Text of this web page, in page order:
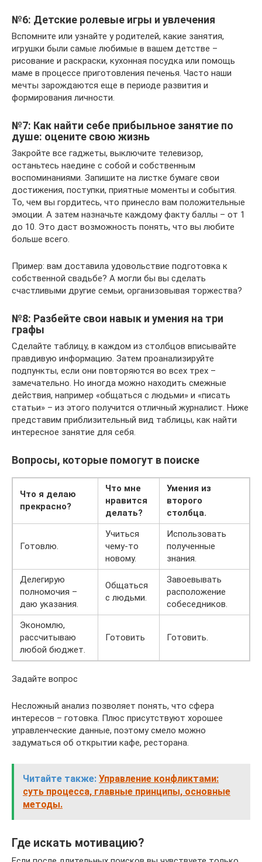
№6: Детские ролевые игры и увлечения
Вспомните или узнайте у родителей, какие занятия,
игрушки были самые любимые в вашем детстве –
рисование и раскраски, кухонная посудка или помощь
маме в процессе приготовления печенья. Часто наши
мечты зарождаются еще в периоде развития и
формирования личности.
№7: Как найти себе прибыльное занятие по
душе: оцените свою жизнь
Закройте все гаджеты, выключите телевизор,
останьтесь наедине с собой и собственным
воспоминаниями. Запишите на листке бумаге свои
достижения, поступки, приятные моменты и события.
То, чем вы гордитесь, что принесло вам положительные
эмоции. А затем назначьте каждому факту баллы – от 1
до 10. Это даст возможность понять, что вы любите
больше всего.
Пример: вам доставила удовольствие подготовка к
собственной свадьбе? А могли бы вы сделать
счастливыми другие семьи, организовывая торжества?
№8: Разбейте свои навык и умения на три
графы
Сделайте таблицу, в каждом из столбцов вписывайте
правдивую информацию. Затем проанализируйте
подпункты, если они повторяются во всех трех –
замечательно. Но иногда можно находить смежные
действия, например «общаться с людьми» и «писать
статьи» – из этого получится отличный журналист. Ниже
представим приблизительный вид таблицы, как найти
интересное занятие для себя.
Вопросы, которые помогут в поиске
Что я делаю
прекрасно?
Что мне
нравится
делать?
Умения из
второго
столбца.
Готовлю.
Учиться
чему-то
новому.
Использовать
полученные
знания.
Делегирую
полномочия –
даю указания.
Общаться
с людьми.
Завоевывать
расположение
собеседников.
Экономлю,
рассчитываю
любой бюджет.
Готовить Готовить.
Задайте вопрос
Несложный анализ позволяет понять, что сфера
интересов – готовка. Плюс присутствуют хорошее
управленческие данные, поэтому смело можно
задуматься об открытии кафе, ресторана.
Читайте также: Управление конфликтами:
суть процесса, главные принципы, основные
методы.
Где искать мотивацию?